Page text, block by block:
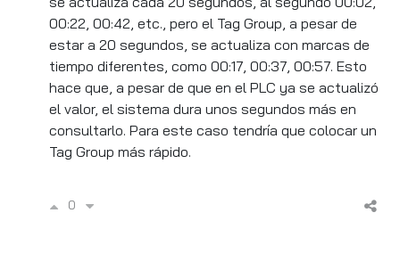
00:22, 00:42, etc., pero el Tag Group, a pesar de
estar a 20 segundos, se actualiza con marcas de
tiempo diferentes, como 00:17, 00:37, 00:57. Esto
hace que, a pesar de que en el PLC ya se actualizó
el valor, el sistema dura unos segundos más en
consultarlo. Para este caso tendría que colocar un
Tag Group más rápido.
0